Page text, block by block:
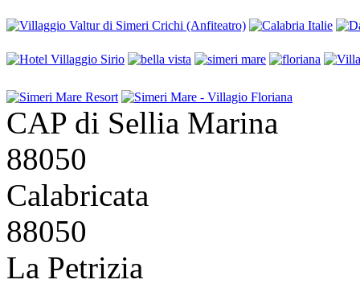
CAP di Sellia Marina
88050
Calabricata
88050
La Petrizia